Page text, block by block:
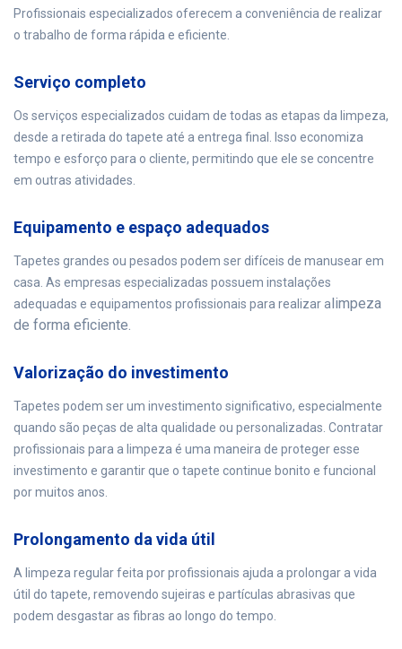
Profissionais especializados oferecem a conveniência de realizar
o trabalho de forma rápida e eficiente.
Serviço completo
Os serviços especializados cuidam de todas as etapas da limpeza,
desde a retirada do tapete até a entrega final. Isso economiza
tempo e esforço para o cliente, permitindo que ele se concentre
em outras atividades.
Equipamento e espaço adequados
Tapetes grandes ou pesados podem ser difíceis de manusear em
casa. As empresas especializadas possuem instalações
adequadas e equipamentos profissionais para realizar alimpeza
de forma eficiente.
Valorização do investimento
Tapetes podem ser um investimento significativo, especialmente
quando são peças de alta qualidade ou personalizadas. Contratar
profissionais para a limpeza é uma maneira de proteger esse
investimento e garantir que o tapete continue bonito e funcional
por muitos anos.
Prolongamento da vida útil
A limpeza regular feita por profissionais ajuda a prolongar a vida
útil do tapete, removendo sujeiras e partículas abrasivas que
podem desgastar as fibras ao longo do tempo.